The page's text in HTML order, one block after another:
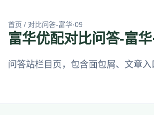
首页 / 对比问答-富华·09
富华优配对比问答-富华
问答站栏目页，包含面包屑、文章入